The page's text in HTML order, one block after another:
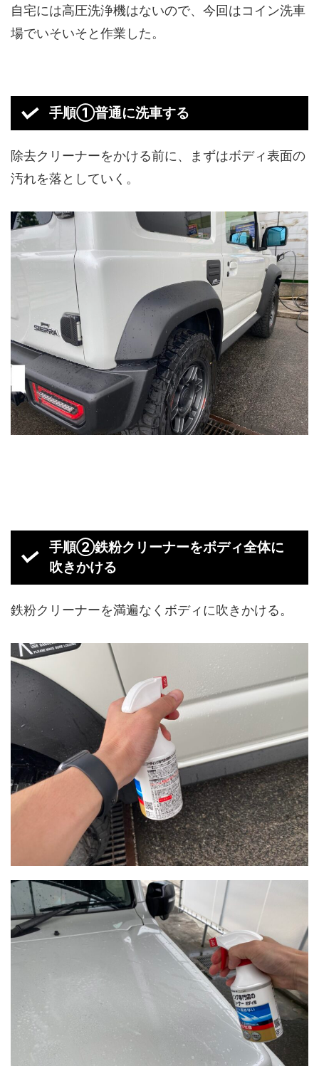
自宅には高圧洗浄機はないので、今回はコイン洗車
場でいそいそと作業した。
手順①普通に洗車する
除去クリーナーをかける前に、まずはボディ表面の
汚れを落としていく。
手順②鉄粉クリーナーをボディ全体に
吹きかける
鉄粉クリーナーを満遍なくボディに吹きかける。